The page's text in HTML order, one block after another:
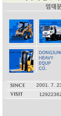
2001. 7.